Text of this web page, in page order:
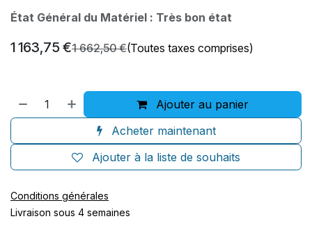
État Général du Matériel : Très bon état
1 163,75 €1 662,50€(Toutes taxes comprises)
Ajouter au panier
Acheter maintenant
Ajouter à la liste de souhaits
Conditions générales
Livraison sous 4 semaines